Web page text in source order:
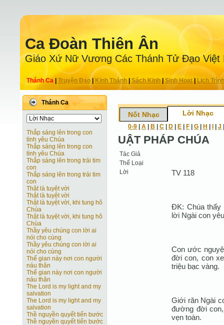
Ca Ðoàn Thiên Ân
Giáo Xứ Nữ Vương Các Thánh Tử Ðạo Việt
Thánh Ca Truyện Ðạo| Kinh Thánh Sách Kinh|Sinh Hoạt| Lịch Trình
Thánh Ca
Thắp sáng lên trong con
tình yêu Chúa
Thắp sáng lên trong con
tình yêu Chúa
Thắp sáng lên trong trái tim
con
Thắp sáng lên trong trái tim
con
Thật là tuyệt vời
Thật là tuyệt vời
Thật là tuyệt vời, khi tung hô
Chúa
Thật là tuyệt vời, khi tung hô
Chúa
Thầy yêu chúng con lời ai
nói cho cùng
Thầy yêu chúng con lời ai
nói cho cùng
Thế gian này nơi con người
náu thân
Thế gian này nơi con người
náu thân
The Lord is my light and my
salvation
The Lord is my light and my
salvation
Thề nguyền quyết tiến bước
Thề nguyền quyết tiến bước
Nốt Nhạc Lời Nhạc
0-9 A B C D E F G H J
UẬT PHÁP CHÚA
Tác Giả
Thể Loại
Lời
TV 118
ĐK: Chúa thấy
lời Ngài con
Con ước
đời con, con
triệu bạc vàng.
Giới răn Ngài
đường đời
vẹn toàn.